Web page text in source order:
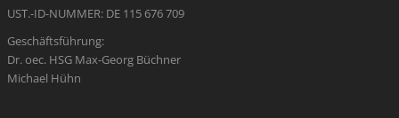
UST.-ID-NUMMER: DE 115 676 709
Geschäftsführung:
Dr. oec. HSG Max-Georg Büchner
Michael Hühn